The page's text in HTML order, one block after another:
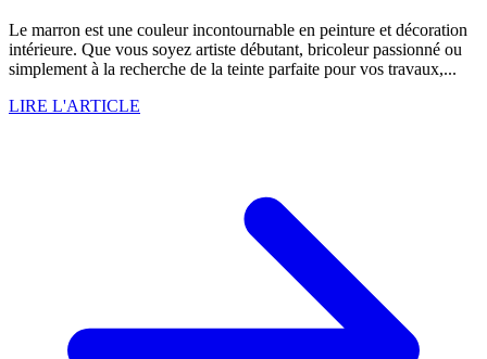
Le marron est une couleur incontournable en peinture et décoration
intérieure. Que vous soyez artiste débutant, bricoleur passionné ou
simplement à la recherche de la teinte parfaite pour vos travaux,...
LIRE L'ARTICLE